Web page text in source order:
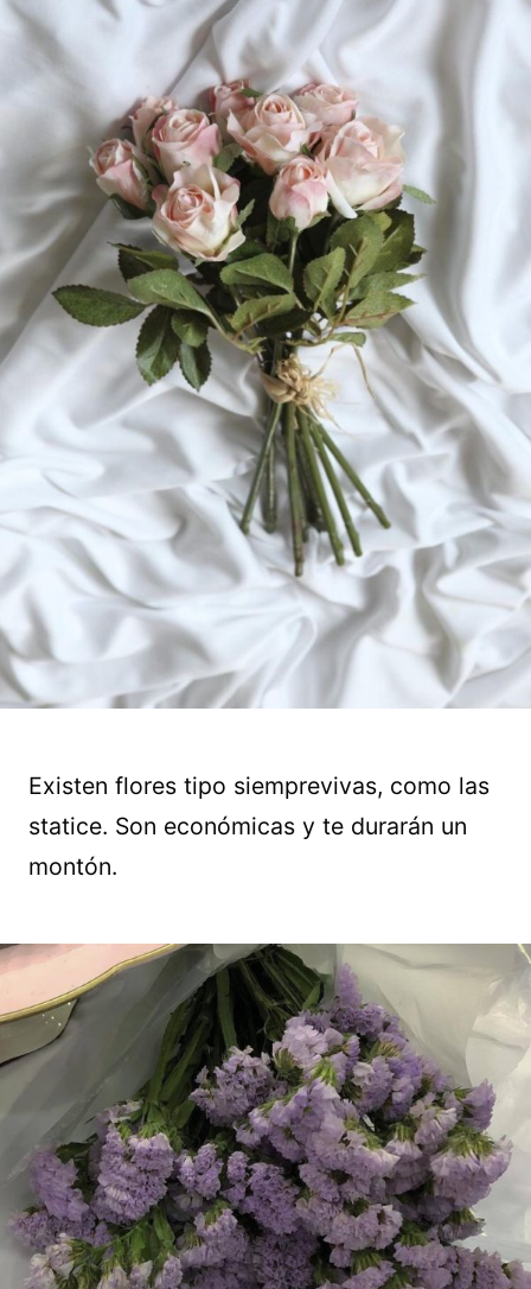
Existen flores tipo siemprevivas, como las
statice. Son económicas y te durarán un
montón.